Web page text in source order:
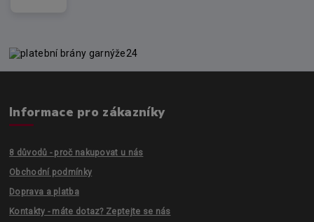
Informace pro zákazníky
8 důvodů - proč nakupovat u nás
Obchodní podmínky
Doprava a platba
Kontakty - máte dotaz? Zeptejte se nás